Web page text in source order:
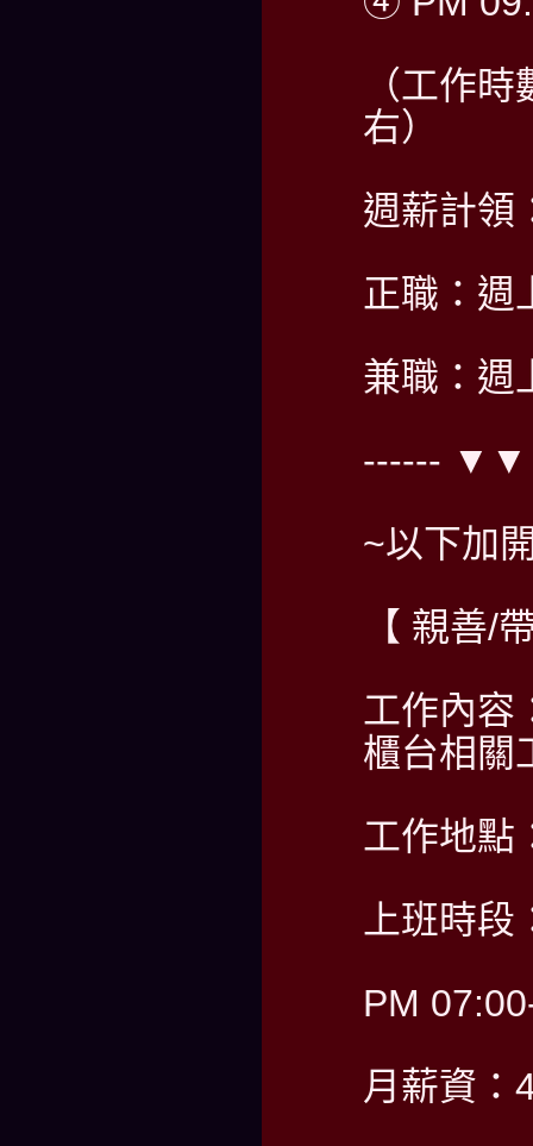
（工作
右）
週薪計領
正職：週
兼職：週
------
~以下加
【 親善/
工作內容
櫃台相關
工作地點
上班時
PM
月薪資：